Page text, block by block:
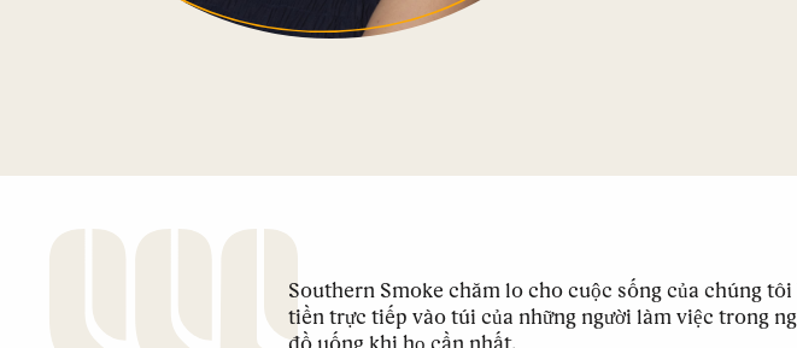
Southern Smoke chăm lo cho cuộc sống của chúng
tiền trực tiếp vào túi của những người làm việc trong
đồ uống khi họ cần nhất.